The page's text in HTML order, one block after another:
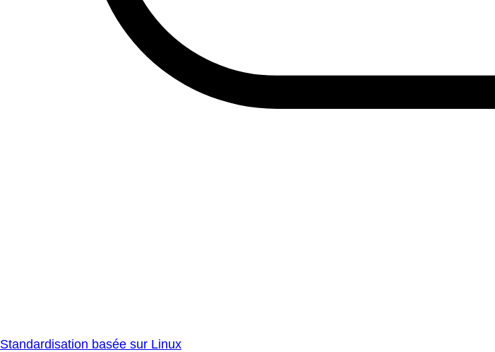
Standardisation basée sur Linux